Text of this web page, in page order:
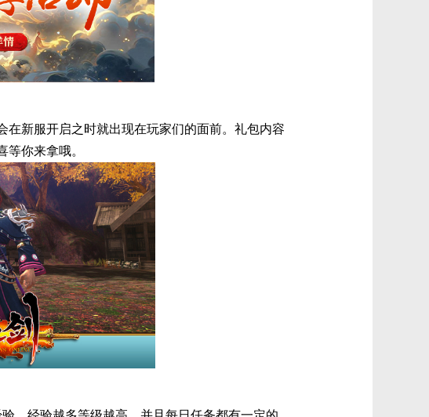
新服开启之时就出现在玩家们的面前。礼包内容
你来拿哦。